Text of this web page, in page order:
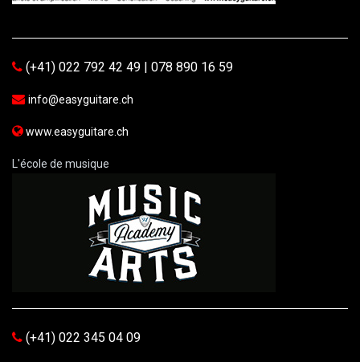
(+41) 022 792 42 49 | 078 890 16 59
info@easyguitare.ch
www.easyguitare.ch
L'école de musique
(+41) 022 345 04 09